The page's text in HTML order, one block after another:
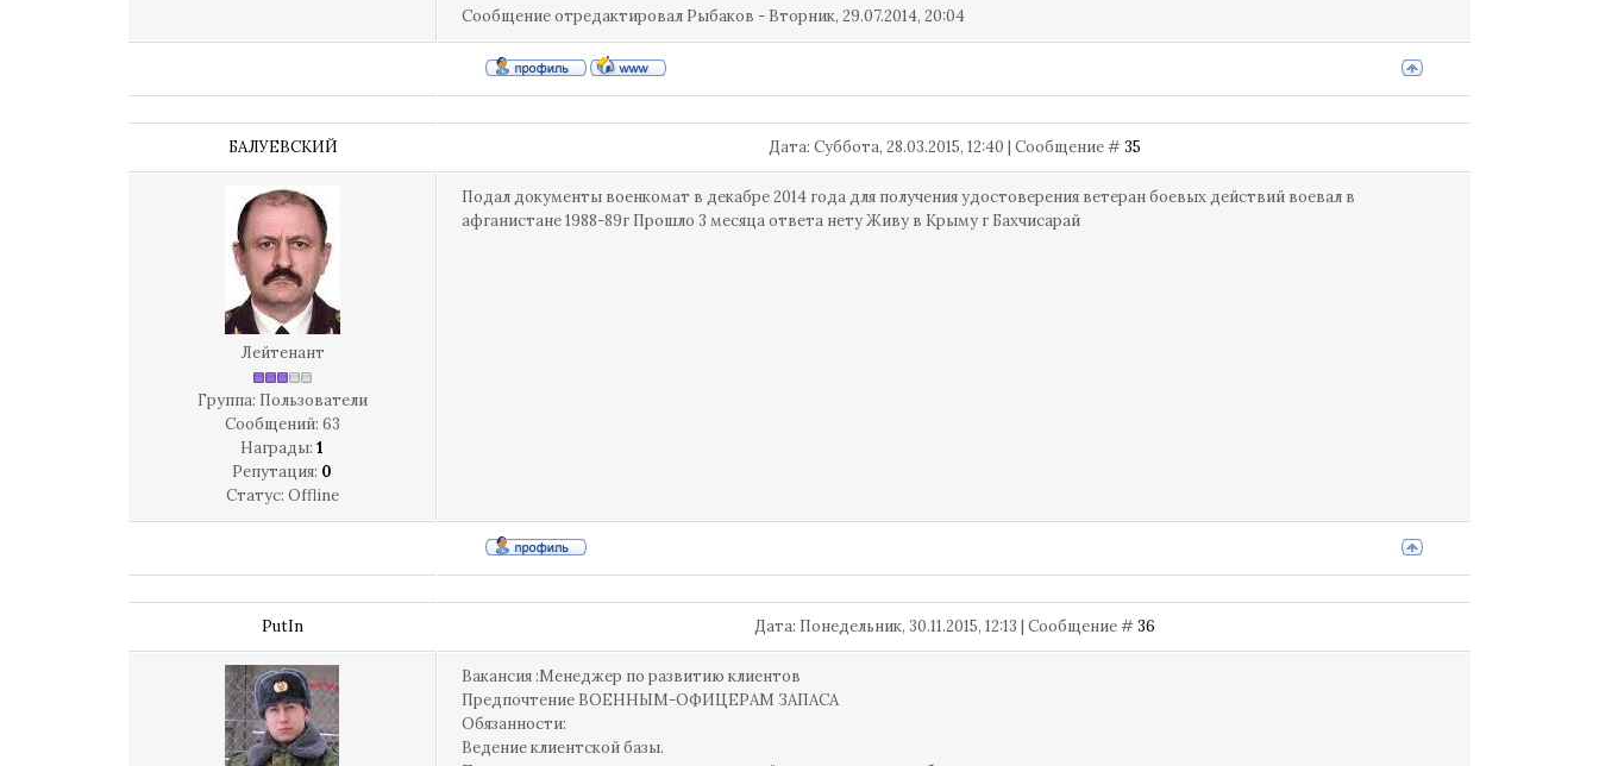
Сообщение отредактировал Рыбаков - Вторник, 29.07.2014, 20:04
БАЛУЕВСКИЙ Дата: Суббота, 28.03.2015, 12:40 | Сообщение #35
Лейтенант
Группа: Пользователи
Сообщений: 63
Награды: 1
Репутация: 0
Статус: Offline
Подал документы военкомат в декабре 2014 года для получения удостоверения ветеран боевых действий воевал в
афганистане 1988-89г Прошло 3 месяца ответа нету Живу в Крыму г Бахчисарай
PutIn Дата: Понедельник, 30.11.2015, 12:13 | Сообщение #36
Вакансия :Менеджер по развитию клиентов
Предпочтение ВОЕННЫМ-ОФИЦЕРАМ ЗАПАСА
Обязанности:
Ведение клиентской базы.